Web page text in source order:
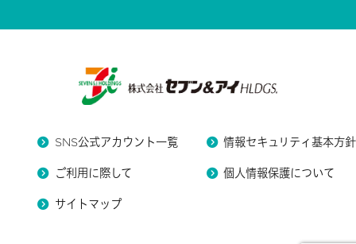
SNS公式アカウント一覧 情報セキュリティ基本方針
ご利用に際して 個人情報保護について
サイトマップ